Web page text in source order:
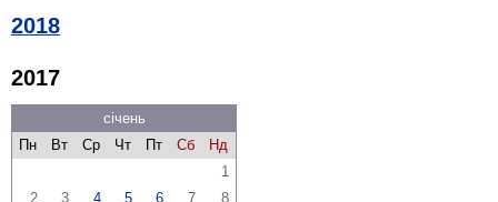
2018
2017
січень
Пн
Вт Ср Чт Пт Сб
Нд
1
2
3 4 5 6 7
8